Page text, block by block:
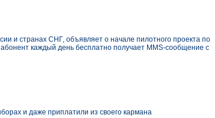
и странах СНГ, объявляет о начале пилотного проекта по
каждый день бесплатно получает MMS-сообщение с
и даже приплатили из своего кармана